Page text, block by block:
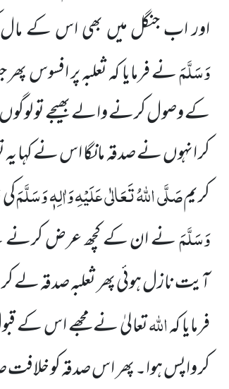
اور اب جنگل میں بھی اس کے مال
وَسَلَّمَنے فرمایا کہ ثعلبہ پر افسوس
کے وصول کرنے والے بھیجے تو
کر انہوں نے صدقہ مانگا اس نے کہا
کریمصَلَّی اللہُ تَعَالٰی عَلَیْہِ وَاٰلِہٖ وَسَلَّمَ
وَسَلَّمَنے ان کے کچھ عرض کرنے سے
آیت نازل ہوئی پھر ثعلبہ صدقہ لے کر
فرمایا کہاللہتعالیٰ نے مجھے اس کے
کر واپس ہوا۔ پھر اس صدقہ کو